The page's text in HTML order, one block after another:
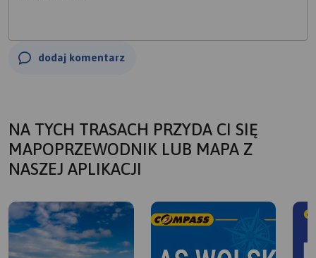
dodaj komentarz
NA TYCH TRASACH PRZYDA CI SIĘ
MAPOPRZEWODNIK LUB MAPA Z
NASZEJ APLIKACJI